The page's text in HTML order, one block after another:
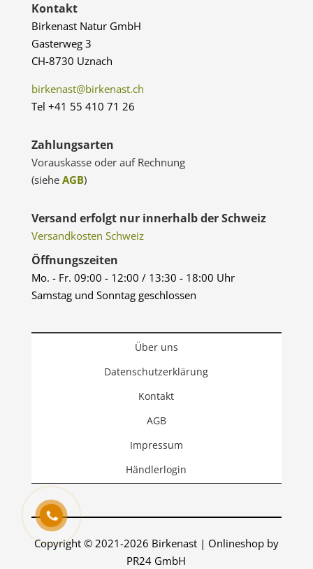
Kontakt
Birkenast Natur GmbH
Gasterweg 3
CH-8730 Uznach
birkenast@birkenast.ch
Tel +41 55 410 71 26
Zahlungsarten
Vorauskasse oder auf Rechnung
(siehe AGB)
Versand erfolgt nur innerhalb der Schweiz
Versandkosten Schweiz
Öffnungszeiten
Mo. - Fr. 09:00 - 12:00 / 13:30 - 18:00 Uhr
Samstag und Sonntag geschlossen
Über uns
Datenschutzerklärung
Kontakt
AGB
Impressum
Händlerlogin
Copyright © 2021-2026 Birkenast | Onlineshop by
PR24 GmbH